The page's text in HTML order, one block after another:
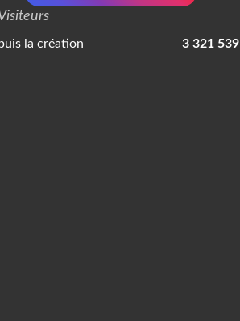
la création 3 321 539